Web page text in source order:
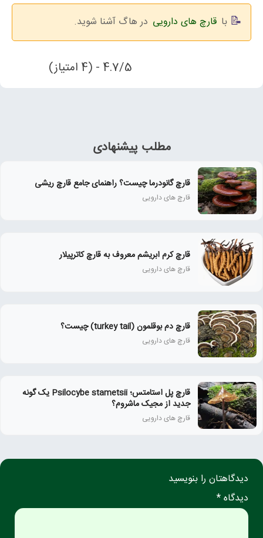
با قارچ های دارویی در هاگ آشنا شوید.
4.7/5 - (4 امتیاز)
مطلب پیشنهادی
قارچ گانودرما چیست؟ راهنمای جامع قارچ ریشی
قارچ‌ های دارویی
قارچ کرم ابریشم معروف به قارچ کاترپیلار
قارچ‌ های دارویی
قارچ دم بوقلمون (turkey tail) چیست؟
قارچ‌ های دارویی
قارچ پل استامتس؛ Psilocybe stametsii یک گونه
جدید از مجیک ماشروم؟
قارچ‌ های دارویی
دیدگاهتان را بنویسید
دیدگاه *